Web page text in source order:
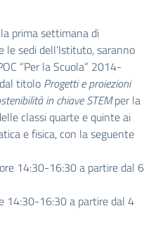
prima settimana di
sedi dell’Istituto, saranno
“Per la Scuola” 2014-
titolo Progetti e proiezioni
in chiave STEMper la
classi quarte e quinteai
e fisica, con la seguente
14:30-16:30 a partire dal 6
14:30-16:30 a partire dal 4